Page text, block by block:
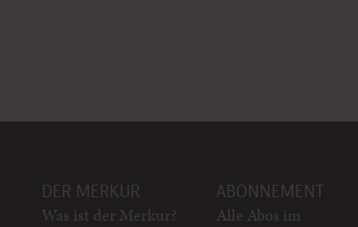
DER MERKUR
Was ist der Merkur?
ABONNEMENT
Alle Abos im